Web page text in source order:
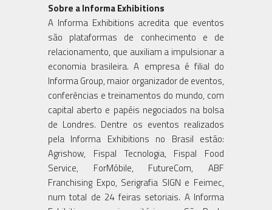
Sobre a Informa Exhibitions
A Informa Exhibitions acredita que eventos
são plataformas de conhecimento e de
relacionamento, que auxiliam a impulsionar a
economia brasileira. A empresa é filial do
Informa Group, maior organizador de eventos,
conferências e treinamentos do mundo, com
capital aberto e papéis negociados na bolsa
de Londres. Dentre os eventos realizados
pela Informa Exhibitions no Brasil estão:
Agrishow, Fispal Tecnologia, Fispal Food
Service, ForMóbile, FutureCom, ABF
Franchising Expo, Serigrafia SIGN e Feimec,
num total de 24 feiras setoriais. A Informa